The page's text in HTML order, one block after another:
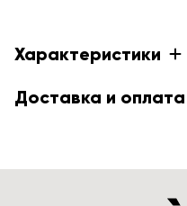
Характеристики
Доставка и оплата